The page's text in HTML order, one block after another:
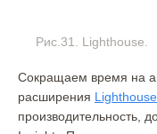
Рис.31. Lighthouse.
Сокращаем время на
расширения Lighthouse
производительность,